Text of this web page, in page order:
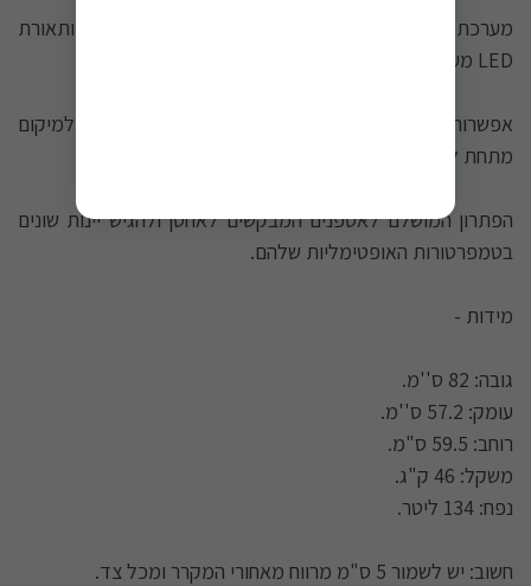
מערכת מדחס חדשנית, זכוכית Low-E חוסכת אנרגיה ותאורת
LED מעודנת.
אפשרות להתקנה עצמאית או אינטגרלית, ואידיאלי למיקום
מתחת לשיש.
הפתרון המושלם לאספנים המבקשים לאחסן ולהגיש יינות שונים
בטמפרטורות האופטימליות שלהם.
מידות -
גובה: 82 ס''מ.
עומק: 57.2 ס''מ.
רוחב: 59.5 ס"מ.
משקל: 46 ק"ג.
נפח: 134 ליטר.
חשוב: יש לשמור 5 ס"מ מרווח מאחורי המקרר ומכל צד.